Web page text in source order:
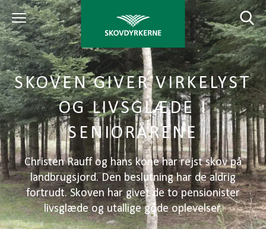
SKOVEN GIVER VIRKELYST
OG LIVSGLÆDE I
SENIORÅRENE
Christen Rauff og hans kone har rejst skov på
landbrugsjord. Den beslutning har de aldrig
fortrudt. Skoven har givet de to pensionister
livsglæde og utallige gode oplevelser.